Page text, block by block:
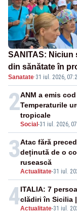
SANITAS: Niciun
din sănătate în
Sanatate·31 iul. 2026,
2
Social -31 iul. 2026,
ANM a emis
Temperaturile
tropicale
3
Actualitate-31 iul.
Atac fără
deținută de o
rusească
4Actualitate-31 iul.
ITALIA: 7
clădiri în Sicilia |